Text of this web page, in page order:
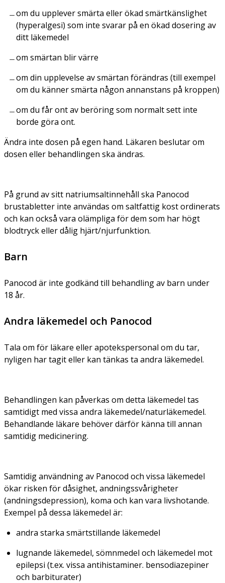
om du upplever smärta eller ökad smärtkänslighet
(hyperalgesi) som inte svarar på en ökad dosering av
ditt läkemedel
om smärtan blir värre
om din upplevelse av smärtan förändras (till exempel
om du känner smärta någon annanstans på kroppen)
om du får ont av beröring som normalt sett inte
borde göra ont.
Ändra inte dosen på egen hand. Läkaren beslutar om
dosen eller behandlingen ska ändras.
På grund av sitt natriumsaltinnehåll ska Panocod
brustabletter inte användas om saltfattig kost ordinerats
och kan också vara olämpliga för dem som har högt
blodtryck eller dålig hjärt/njurfunktion.
Barn
Panocod är inte godkänd till behandling av barn under
18 år.
Andra läkemedel och Panocod
Tala om för läkare eller apotekspersonal om du tar,
nyligen har tagit eller kan tänkas ta andra läkemedel.
Behandlingen kan påverkas om detta läkemedel tas
samtidigt med vissa andra läkemedel/naturläkemedel.
Behandlande läkare behöver därför känna till annan
samtidig medicinering.
Samtidig användning av Panocod och vissa läkemedel
ökar risken för dåsighet, andningssvårigheter
(andningsdepression), koma och kan vara livshotande.
Exempel på dessa läkemedel är:
andra starka smärtstillande läkemedel
lugnande läkemedel, sömnmedel och läkemedel mot
epilepsi (t.ex. vissa antihistaminer. bensodiazepiner
och barbiturater)